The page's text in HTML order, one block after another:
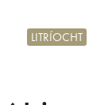
LITRÍOCHT